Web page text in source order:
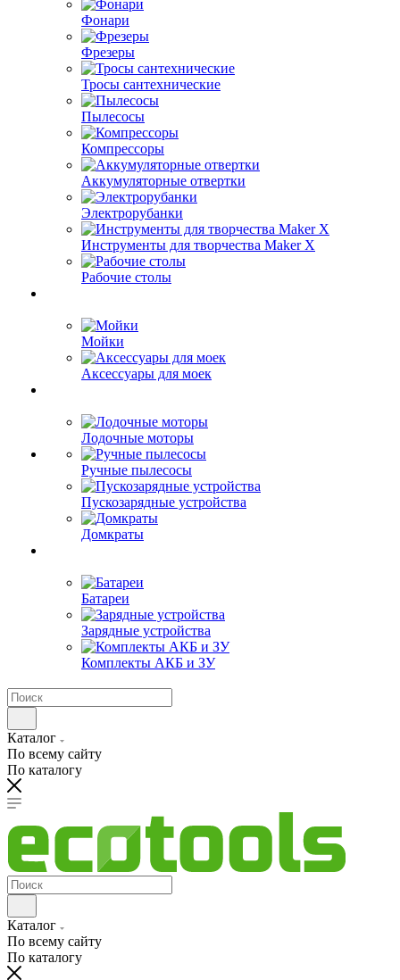
Фонари
Фрезеры
Тросы сантехнические
Пылесосы
Компрессоры
Аккумуляторные отвертки
Электрорубанки
Инструменты для творчества Maker X
Рабочие столы
Мойки
Аксессуары для моек
Лодочные моторы
Ручные пылесосы
Пускозарядные устройства
Домкраты
Батареи
Зарядные устройства
Комплекты АКБ и ЗУ
Каталог
По всему сайту
По каталогу
Каталог
По всему сайту
По каталогу